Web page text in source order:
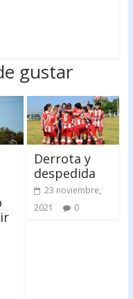
gustar
Derrota y
despedida
23 noviembre,
2021
0